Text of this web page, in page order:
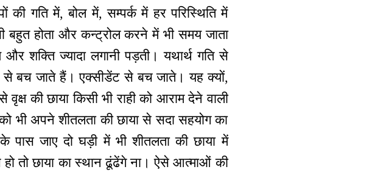
की गति में, बोल में, सम्पर्क में हर परिस्थिति में
बहुत होता और कन्ट्रोल करने में भी समय जाता
शक्ति ज्यादा लगानी पड़ती। यथार्थ गति से
से बच जाते हैं। एक्सीडेंट से बच जाते। यह क्यों,
की छाया किसी भी राही को आराम देने वाली
भी अपने शीतलता की छाया से सदा सहयोग का
जाए दो घड़ी में भी शीतलता की छाया में
तो छाया का स्थान ढूंढेंगे ना। ऐसे आत्माओं की